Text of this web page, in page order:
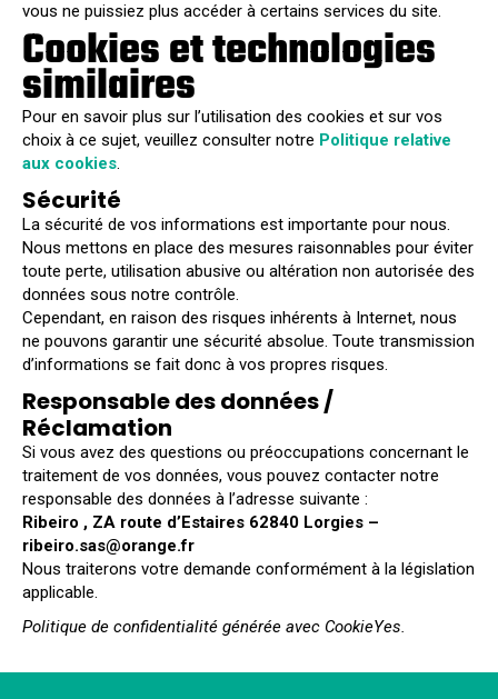
vous ne puissiez plus accéder à certains services du site.
Cookies et technologies
similaires
Pour en savoir plus sur l’utilisation des cookies et sur vos
choix à ce sujet, veuillez consulter notre Politique relative
aux cookies.
Sécurité
La sécurité de vos informations est importante pour nous.
Nous mettons en place des mesures raisonnables pour éviter
toute perte, utilisation abusive ou altération non autorisée des
données sous notre contrôle.
Cependant, en raison des risques inhérents à Internet, nous
ne pouvons garantir une sécurité absolue. Toute transmission
d’informations se fait donc à vos propres risques.
Responsable des données /
Réclamation
Si vous avez des questions ou préoccupations concernant le
traitement de vos données, vous pouvez contacter notre
responsable des données à l’adresse suivante :
Ribeiro , ZA route d’Estaires 62840 Lorgies –
ribeiro.sas@orange.fr
Nous traiterons votre demande conformément à la législation
applicable.
Politique de confidentialité générée avec CookieYes.